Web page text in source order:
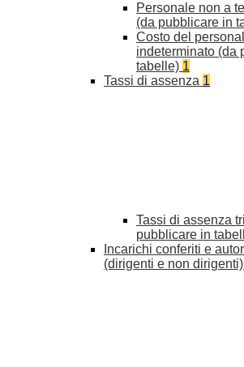
Personale non a
(da pubblicare in
Costo del
indeterminato (da
tabelle) 1
Tassi di assenza 1
Tassi di assenza
pubblicare in
Incarichi conferiti e
(dirigenti e non dirigenti)